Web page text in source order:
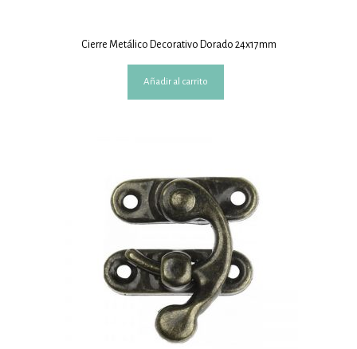
Cierre Metálico Decorativo Dorado 24x17mm
Añadir al carrito